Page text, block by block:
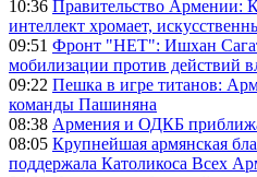
10:36 Правительство Армении:
интеллект хромает,
09:51 Фронт "НЕТ": Ишхан
мобилизации против действий
09:22 Пешка в игре титанов:
команды Пашиняна
08:38 Армения и ОДКБ
08:05 Крупнейшая армянская
поддержала Католикоса Всех